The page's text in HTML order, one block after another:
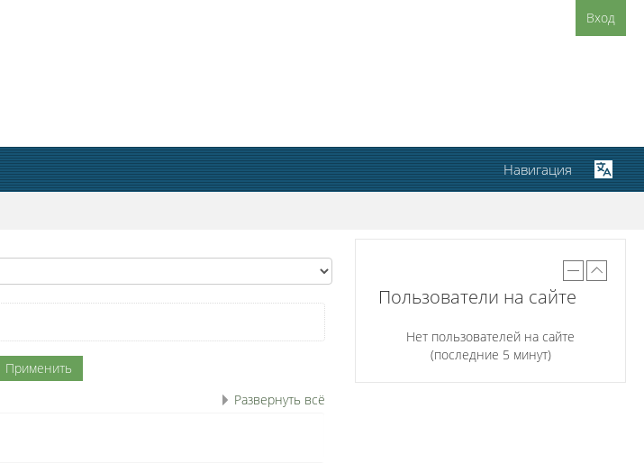
Вход
Развернуть всё
Пользователи на сайте
Нет пользователей на сайте
(последние 5 минут)
Навигация